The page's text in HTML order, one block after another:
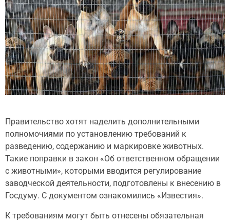
Правительство хотят наделить дополнительными
полномочиями по установлению требований к
разведению, содержанию и маркировке животных.
Такие поправки в закон «Об ответственном обращении
с животными», которыми вводится регулирование
заводческой деятельности, подготовлены к внесению в
Госдуму. С документом ознакомились «Известия».
К требованиям могут быть отнесены обязательная